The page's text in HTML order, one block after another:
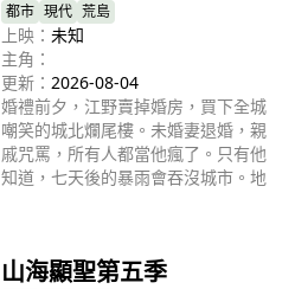
都市 現代 荒島
上映： 未知
主角：
更新： 2026-08-04
婚禮前夕，江野賣掉婚房，買下全城
嘲笑的城北爛尾樓。未婚妻退婚，親
戚咒罵，所有人都當他瘋了。只有他
知道，七天後的暴雨會吞沒城市。地
門？
山海顯聖第五季